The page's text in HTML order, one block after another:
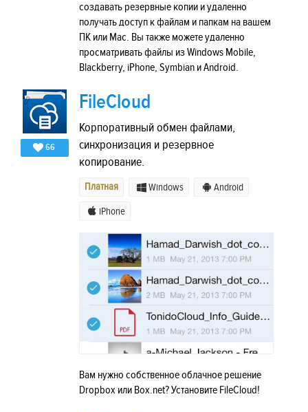
создавать резервные копии и удаленно
получать доступ к файлам и папкам на вашем
ПК или Mac. Вы также можете удаленно
просматривать файлы из Windows Mobile,
Blackberry, iPhone, Symbian и Android.
66
FileCloud
Корпоративный обмен файлами,
синхронизация и резервное
копирование.
Платная Windows Android
iPhone
Вам нужно собственное облачное решение
Dropbox или Box.net? Установите FileCloud!